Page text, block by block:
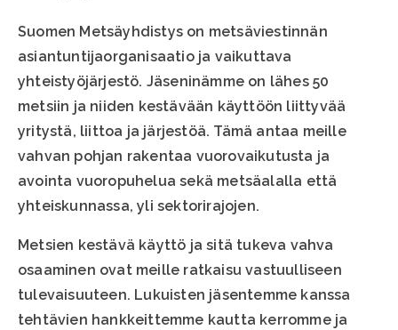
Suomen Metsäyhdistys on metsäviestinnän
asiantuntijaorganisaatio ja vaikuttava
yhteistyöjärjestö. Jäseninämme on lähes 50
metsiin ja niiden kestävään käyttöön liittyvää
yritystä, liittoa ja järjestöä. Tämä antaa meille
vahvan pohjan rakentaa vuorovaikutusta ja
avointa vuoropuhelua sekä metsäalalla että
yhteiskunnassa, yli sektorirajojen.
Metsien kestävä käyttö ja sitä tukeva vahva
osaaminen ovat meille ratkaisu vastuulliseen
tulevaisuuteen. Lukuisten jäsentemme kanssa
tehtävien hankkeittemme kautta kerromme ja